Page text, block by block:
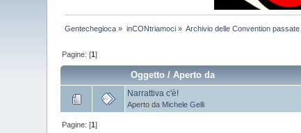
Gentechegioca » inCONtriamoci» Archivio delle Convention passate
Pagine: [1]
Oggetto /Aperto da
Narrattiva c'è!
Aperto da Michele Gelli
Pagine: [1]